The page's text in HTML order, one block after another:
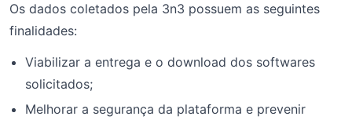
Os dados coletados pela 3n3 possuem as seguintes
finalidades:
Viabilizar a entrega e o download dos softwares
solicitados;
Melhorar a segurança da plataforma e prevenir